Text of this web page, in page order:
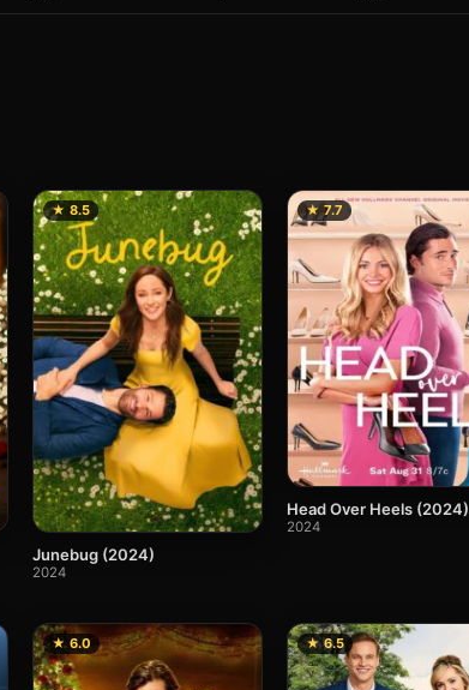
★ 8.5
Junebug (2024)
2024
★ 7.7
Head Over Heels (2024)
2024
★ 6.0 ★ 6.5